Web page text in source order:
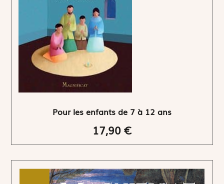
Pour les enfants de 7 à 12 ans
17,90 €